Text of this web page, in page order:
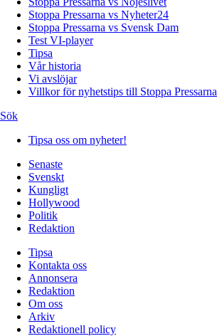
Stoppa Pressarna vs Nyheter24
Stoppa Pressarna vs Svensk Dam
Test VI-player
Tipsa
Vår historia
Vi avslöjar
Villkor för nyhetstips till Stoppa Pressarna
Sök
Tipsa oss om nyheter!
Senaste
Svenskt
Kungligt
Hollywood
Politik
Redaktion
Tipsa
Kontakta oss
Annonsera
Redaktion
Om oss
Arkiv
Redaktionell policy